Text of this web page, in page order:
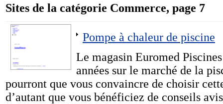
Sites de la catégorie Commerce, page 7
Pompe à chaleur de piscine
Le magasin Euromed
années sur le marché de la
pourront que vous convaincre de choisir
d’autant que vous bénéficiez de conseils